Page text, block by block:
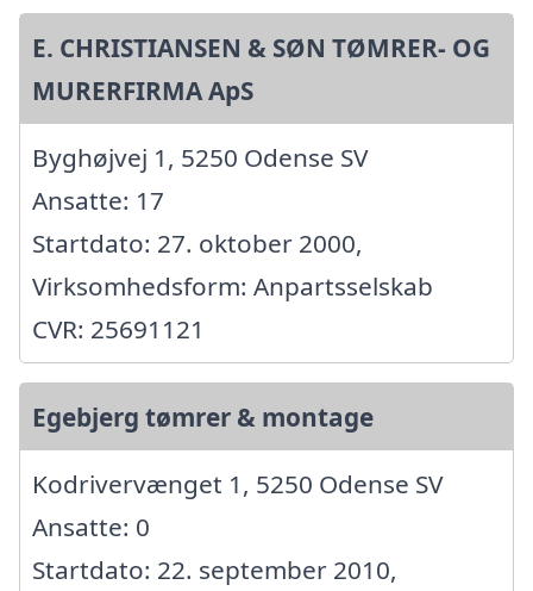
E. CHRISTIANSEN & SØN TØMRER- OG
MURERFIRMA ApS
Byghøjvej 1, 5250 Odense SV
Ansatte: 17
Startdato: 27. oktober 2000,
Virksomhedsform: Anpartsselskab
CVR: 25691121
Egebjerg tømrer & montage
Kodrivervænget 1, 5250 Odense SV
Ansatte: 0
Startdato: 22. september 2010,